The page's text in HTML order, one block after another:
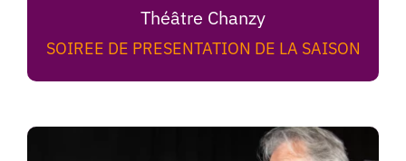
Théâtre Chanzy
SOIREE DE PRESENTATION DE LA SAISON